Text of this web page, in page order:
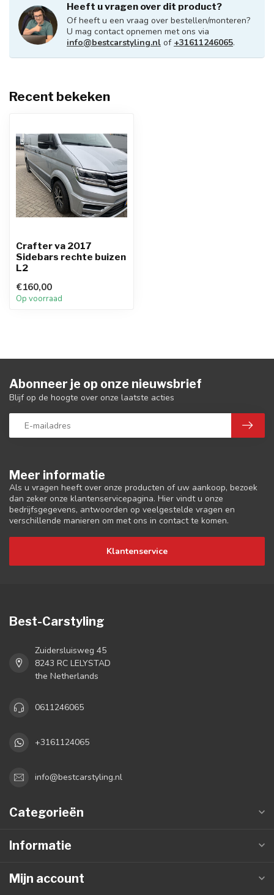
Heeft u vragen over dit product?
Of heeft u een vraag over bestellen/monteren?
U mag contact opnemen met ons via
info@bestcarstyling.nl of +31611246065.
Recent bekeken
Crafter va 2017
Sidebars rechte buizen
L2
€160,00
Op voorraad
Meer informatie
Als u vragen heeft over onze producten of uw aankoop, bezoek
dan zeker onze klantenservicepagina. Hier vindt u onze
bedrijfsgegevens, antwoorden op veelgestelde vragen en
verschillende manieren om met ons in contact te komen.
Klantenservice
Abonneer je op onze nieuwsbrief
Blijf op de hoogte over onze laatste acties
Best-Carstyling
Zuidersluisweg 45
8243 RC LELYSTAD
the Netherlands
0611246065
+3161124065
info@bestcarstyling.nl
Categorieën
Informatie
Mijn account